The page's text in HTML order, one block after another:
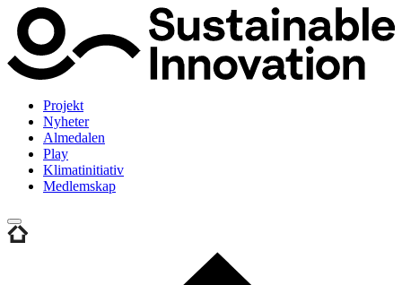
Projekt
Nyheter
Almedalen
Play
Klimatinitiativ
Medlemskap